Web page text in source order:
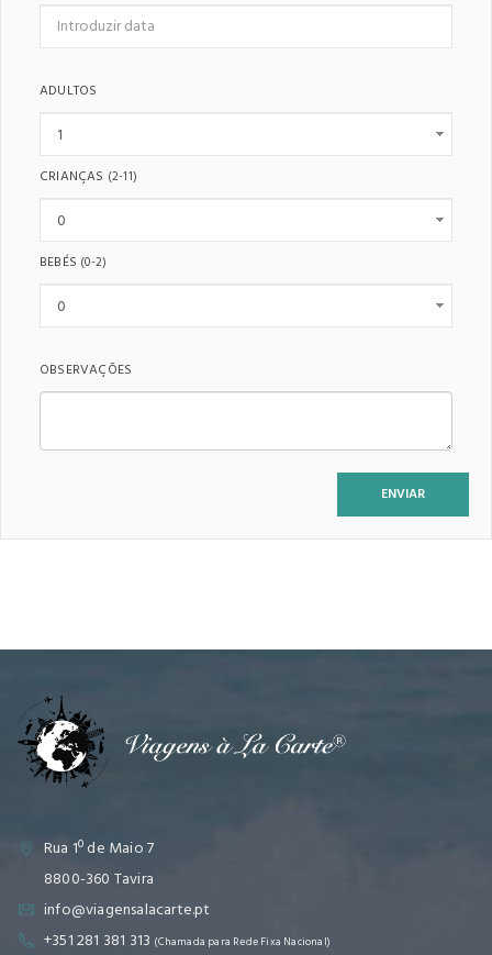
ADULTOS
CRIANÇAS (2-11)
BEBÉS (0-2)
OBSERVAÇÕES
Rua 1º de Maio 7
8800-360 Tavira
info@viagensalacarte.pt
+351 281 381 313 (Chamada para Rede Fixa Nacional)